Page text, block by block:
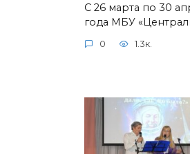
С 26 марта по 30
года МБУ
0 1.3к.